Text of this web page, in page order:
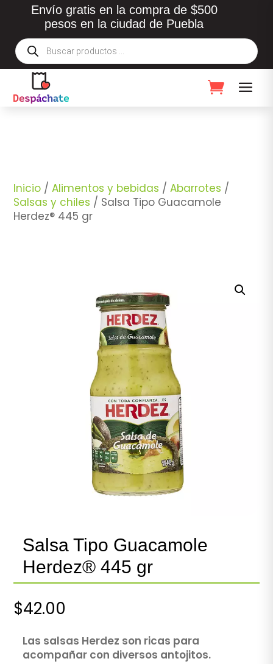
Envío gratis en la compra de $500
pesos en la ciudad de Puebla
Búsqueda
de
productos
Inicio /Alimentos y bebidas /Abarrotes /
Salsas y chiles / Salsa Tipo Guacamole
Herdez® 445 gr
Salsa Tipo Guacamole
Herdez® 445 gr
$42.00
Las salsas Herdez son ricas para
acompañar con diversos antojitos.